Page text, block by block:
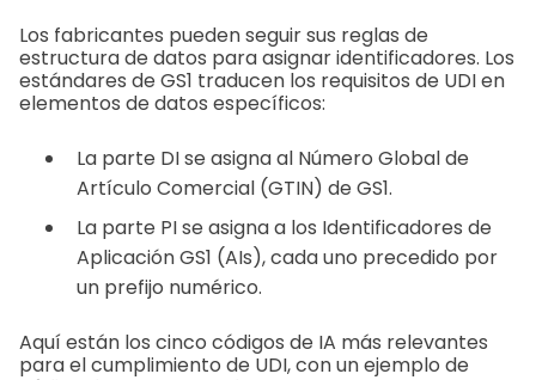
Los fabricantes pueden seguir sus reglas de
estructura de datos para asignar identificadores. Los
estándares de GS1 traducen los requisitos de UDI en
elementos de datos específicos:
La parte DI se asigna al Número Global de
Artículo Comercial (GTIN) de GS1.
La parte PI se asigna a los Identificadores de
Aplicación GS1 (AIs), cada uno precedido por
un prefijo numérico.
Aquí están los cinco códigos de IA más relevantes
para el cumplimiento de UDI, con un ejemplo de